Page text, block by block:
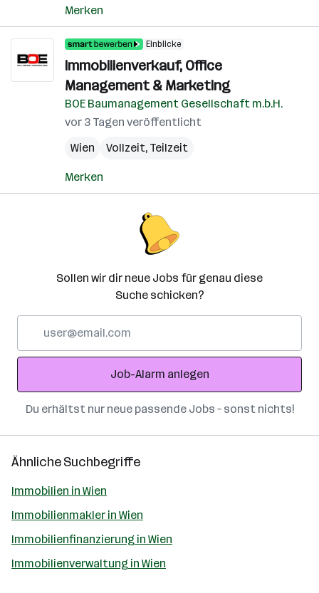
Merken
Einblicke
Immobilienverkauf, Office
Management & Marketing
BOE Baumanagement Gesellschaft m.b.H.
vor 3 Tagen veröffentlicht
Wien
Vollzeit, Teilzeit
Merken
Sollen wir dir neue Jobs für genau diese
Suche schicken?
Adresse
Job-Alarm anlegen
Du erhältst nur neue passende Jobs – sonst nichts!
Ähnliche Suchbegriffe
Immobilien in Wien
Immobilienmakler in Wien
Immobilienfinanzierung in Wien
Immobilienverwaltung in Wien